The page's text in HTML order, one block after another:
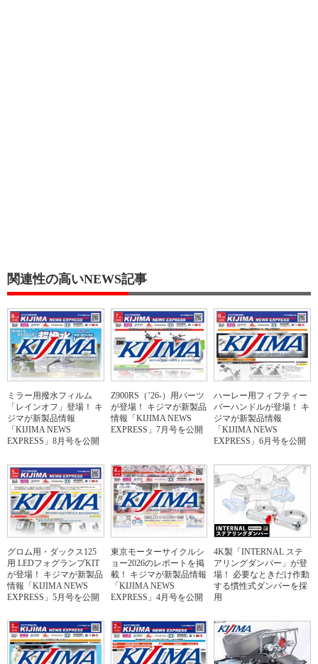
関連性の高いNEWS記事
ミラー用撥水フィルム
「レインオフ」登場！ キ
ジマが新製品情報
「KIJIMA NEWS
EXPRESS」8月号を公開
Z900RS（’26-）用パーツ
が登場！ キジマが新製品
情報「KIJIMA NEWS
EXPRESS」7月号を公開
ハーレー用フィフティー
バーハンドルが登場！ キ
ジマが新製品情報
「KIJIMA NEWS
EXPRESS」6月号を公開
グロム用・ダックス125
用 LEDフォグランプKIT
が登場！ キジマが新製品
情報「KIJIMA NEWS
EXPRESS」5月号を公開
東京モーターサイクルシ
ョー2026のレポートを掲
載！ キジマが新製品情報
「KIJIMA NEWS
EXPRESS」4月号を公開
4K製「INTERNAL ステ
アリングダンパー」が登
場！ 必要なときだけ作動
する慣性式ダンパーを採
用